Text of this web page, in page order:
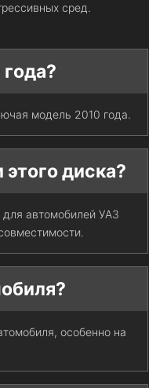
сред.
модель 2010 года.
диска?
автомобилей УАЗ
особенно на